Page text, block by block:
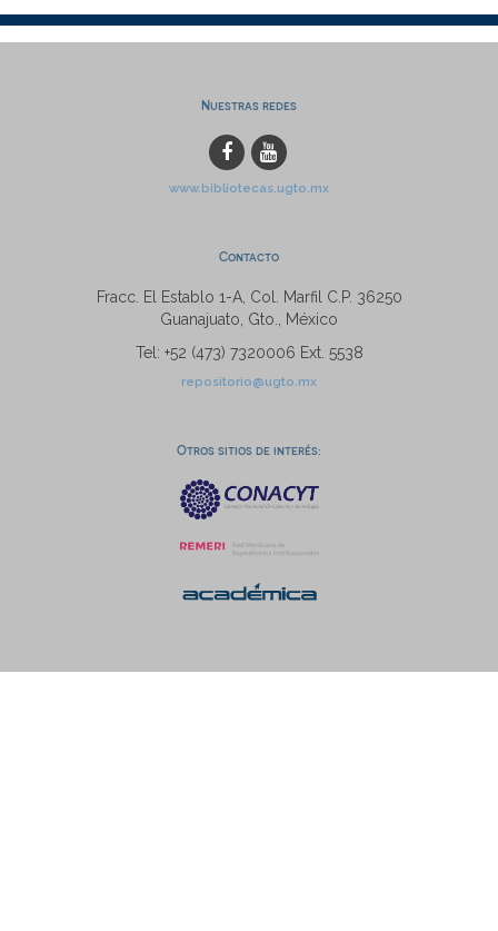
Nuestras redes
www.bibliotecas.ugto.mx
Contacto
Fracc. El Establo 1-A, Col. Marfil C.P. 36250
Guanajuato, Gto., México
Tel: +52 (473) 7320006 Ext. 5538
repositorio@ugto.mx
Otros sitios de interés: